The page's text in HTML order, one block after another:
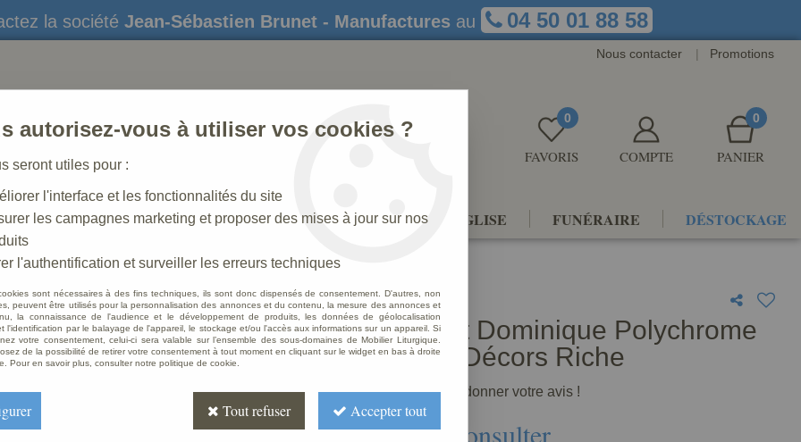
la société Jean-Sébastien Brunet - Manufactures au 04 50 01 88 58
Nous contacter | Promotions
0
FAVORIS COMPTE
0
PANIER
STATUES CRÈCHES DE NOËL AMÉNAGEMENTS D'ÉGLISE FUNÉRAIRE DÉSTOCKAGE
>Statue Saint Dominique Polychrome Feuille d'or Décors Riche
Statue Saint Dominique Polychrome
Feuille d'or Décors Riche
Soyez le premier à donner votre avis !
Prix : Nous consulter
autorisez-vous à utiliser vos cookies ?
seront utiles pour :
l'interface et les fonctionnalités du site
les campagnes marketing et proposer des mises à jour sur nos
l'authentification et surveiller les erreurs techniques
sont nécessaires à des fins techniques, ils sont donc dispensés de consentement. D'autres, non
peuvent être utilisés pour la personnalisation des annonces et du contenu, la mesure des annonces et
la connaissance de l'audience et le développement de produits, les données de géolocalisation
l'identification par le balayage de l'appareil, le stockage et/ou l'accès aux informations sur un appareil. Si
votre consentement, celui-ci sera valable sur l’ensemble des sous-domaines de Mobilier Liturgique.
de la possibilité de retirer votre consentement à tout moment en cliquant sur le widget en bas à droite
Pour en savoir plus, consulter notre politique de cookie.
Tout refuser Accepter tout